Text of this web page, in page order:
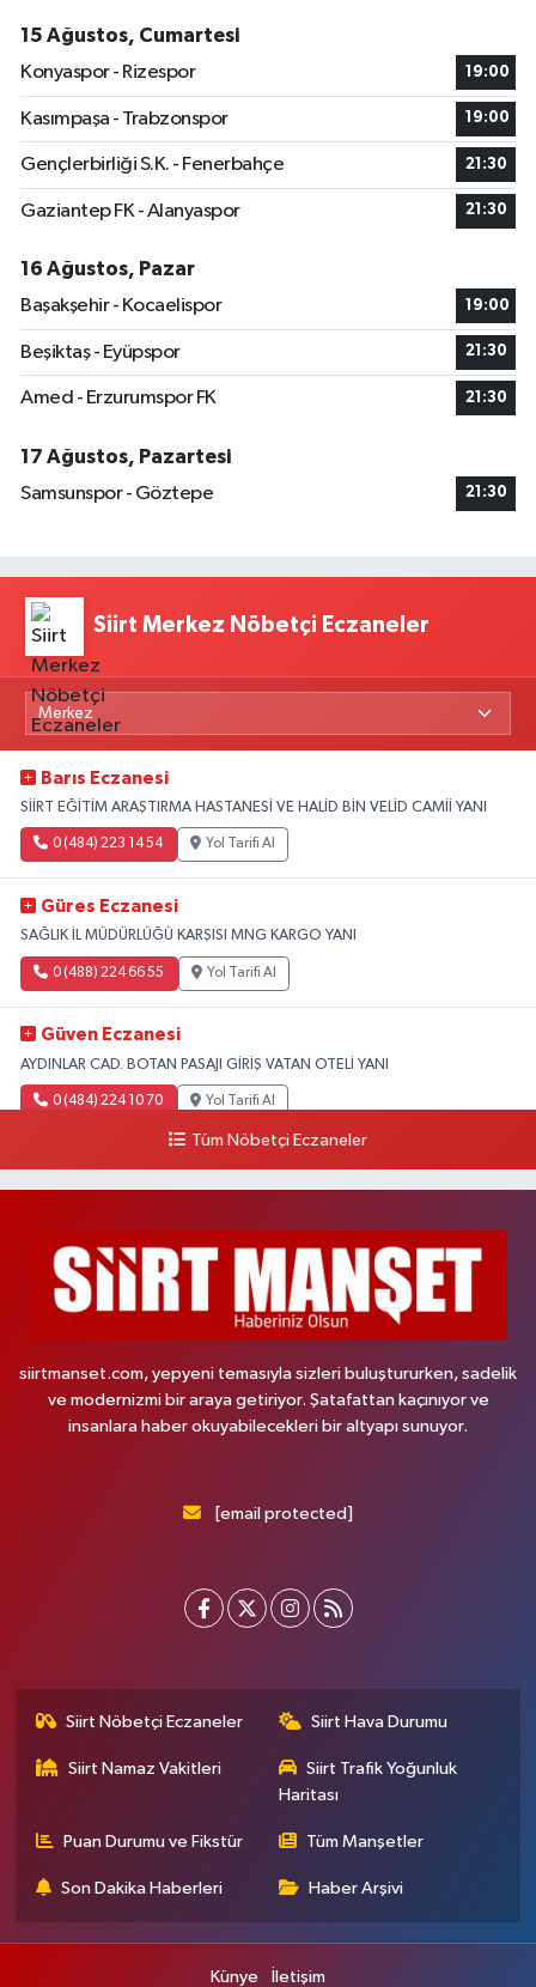
15 Ağustos, Cumartesi
Konyaspor - Rizespor
19:00
Kasımpaşa - Trabzonspor 19:00
Gençlerbirliği S.K. - Fenerbahçe 21:30
Gaziantep FK - Alanyaspor 21:30
16 Ağustos, Pazar
Başakşehir - Kocaelispor
19:00
Beşiktaş - Eyüpspor 21:30
Amed - Erzurumspor FK 21:30
17 Ağustos, Pazartesi
Samsunspor - Göztepe
21:30
Siirt Merkez Nöbetçi Eczaneler
Barıs Eczanesi
SİİRT EĞİTİM ARAŞTIRMA HASTANESİ VE HALİD BİN VELİD CAMİİ YANI
0 (484) 223 14 54 Yol Tarifi Al
Güres Eczanesi
SAĞLIK İL MÜDÜRLÜĞÜ KARŞISI MNG KARGO YANI
0 (488) 224 66 55 Yol Tarifi Al
Güven Eczanesi
AYDINLAR CAD. BOTAN PASAJI GİRİŞ VATAN OTELİ YANI
0 (484) 224 10 70 Yol Tarifi Al
Tüm Nöbetçi Eczaneler
siirtmanset.com, yepyeni temasıyla sizleri buluştururken, sadelik
ve modernizmi bir araya getiriyor. Şatafattan kaçınıyor ve
insanlara haber okuyabilecekleri bir altyapı sunuyor.
[email protected]
Siirt Nöbetçi Eczaneler Siirt Hava Durumu
Siirt Namaz Vakitleri
Siirt Trafik Yoğunluk
Haritası
Puan Durumu ve Fikstür Tüm Manşetler
Son Dakika Haberleri Haber Arşivi
Künye İletişim